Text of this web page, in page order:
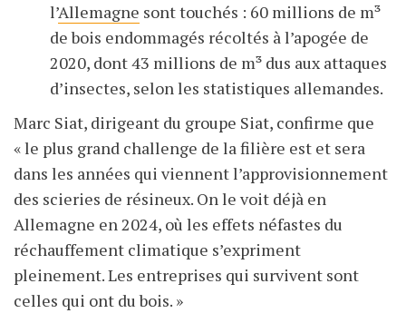
l’Allemagne sont touchés : 60 millions de m³
de bois endommagés récoltés à l’apogée de
2020, dont 43 millions de m³ dus aux attaques
d’insectes, selon les statistiques allemandes.
Marc Siat, dirigeant du groupe Siat, confirme que
« le plus grand challenge de la filière est et sera
dans les années qui viennent l’approvisionnement
des scieries de résineux. On le voit déjà en
Allemagne en 2024, où les effets néfastes du
réchauffement climatique s’expriment
pleinement. Les entreprises qui survivent sont
celles qui ont du bois. »